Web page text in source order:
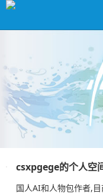
csxpgege的个人空
国人AI和人物包作者,